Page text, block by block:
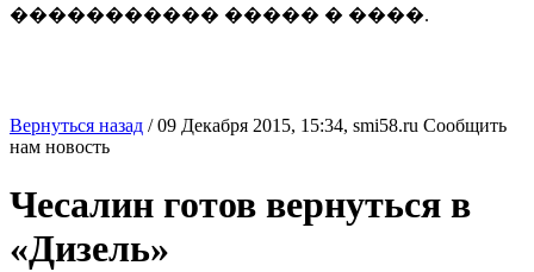
����������� ����� � ����.
Вернуться назад /09 Декабря 2015, 15:34, smi58.ru Сообщить
нам новость
Чесалин готов вернуться в
«Дизель»